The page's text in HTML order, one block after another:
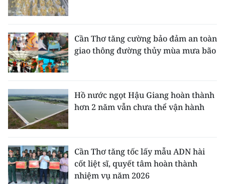
Cần Thơ tăng cường bảo đảm an toàn
giao thông đường thủy mùa mưa bão
Hồ nước ngọt Hậu Giang hoàn thành
hơn 2 năm vẫn chưa thể vận hành
Cần Thơ tăng tốc lấy mẫu ADN hài
cốt liệt sĩ, quyết tâm hoàn thành
nhiệm vụ năm 2026